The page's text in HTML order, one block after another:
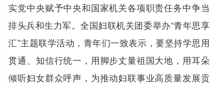
实党中央赋予中央和国家机关各项职责任务中争当
排头兵和生力军。全国妇联机关团委举办“青年思享
汇”主题联学活动，青年们一致表示，要坚持学思用
贯通、知信行统一，用脚步丈量祖国大地，用耳朵
倾听妇女群众呼声，为推动妇联事业高质量发展贡